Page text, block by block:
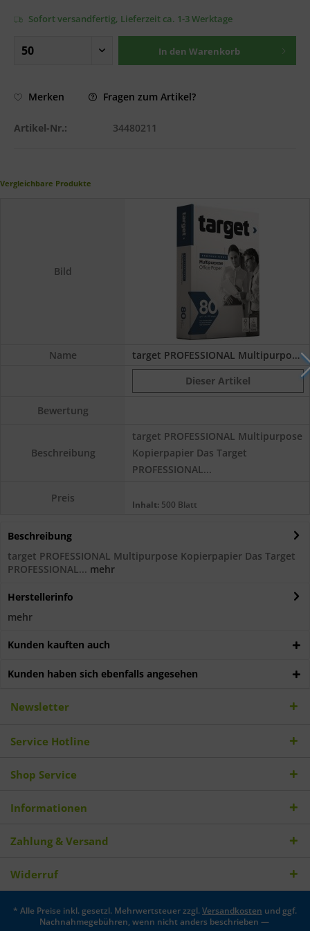
Sofort versandfertig, Lieferzeit ca. 1-3 Werktage
In den Warenkorb
Merken Fragen zum Artikel?
Artikel-Nr.: 34480211
Vergleichbare Produkte
Bild
Name
target PROFESSIONAL Multipurpose...
Dieser Artikel
Bewertung
Beschreibung
target PROFESSIONAL Multipurpose
Kopierpapier Das Target
PROFESSIONAL...
Preis Inhalt: 500 Blatt
Beschreibung
target PROFESSIONAL Multipurpose Kopierpapier Das Target
PROFESSIONAL... mehr
Herstellerinfo
mehr
Kunden kauften auch
Kunden haben sich ebenfalls angesehen
Newsletter
Service Hotline
Shop Service
Informationen
Zahlung & Versand
Widerruf
* Alle Preise inkl. gesetzl. Mehrwertsteuer zzgl.Versandkosten und ggf.
Nachnahmegebühren, wenn nicht anders beschrieben —